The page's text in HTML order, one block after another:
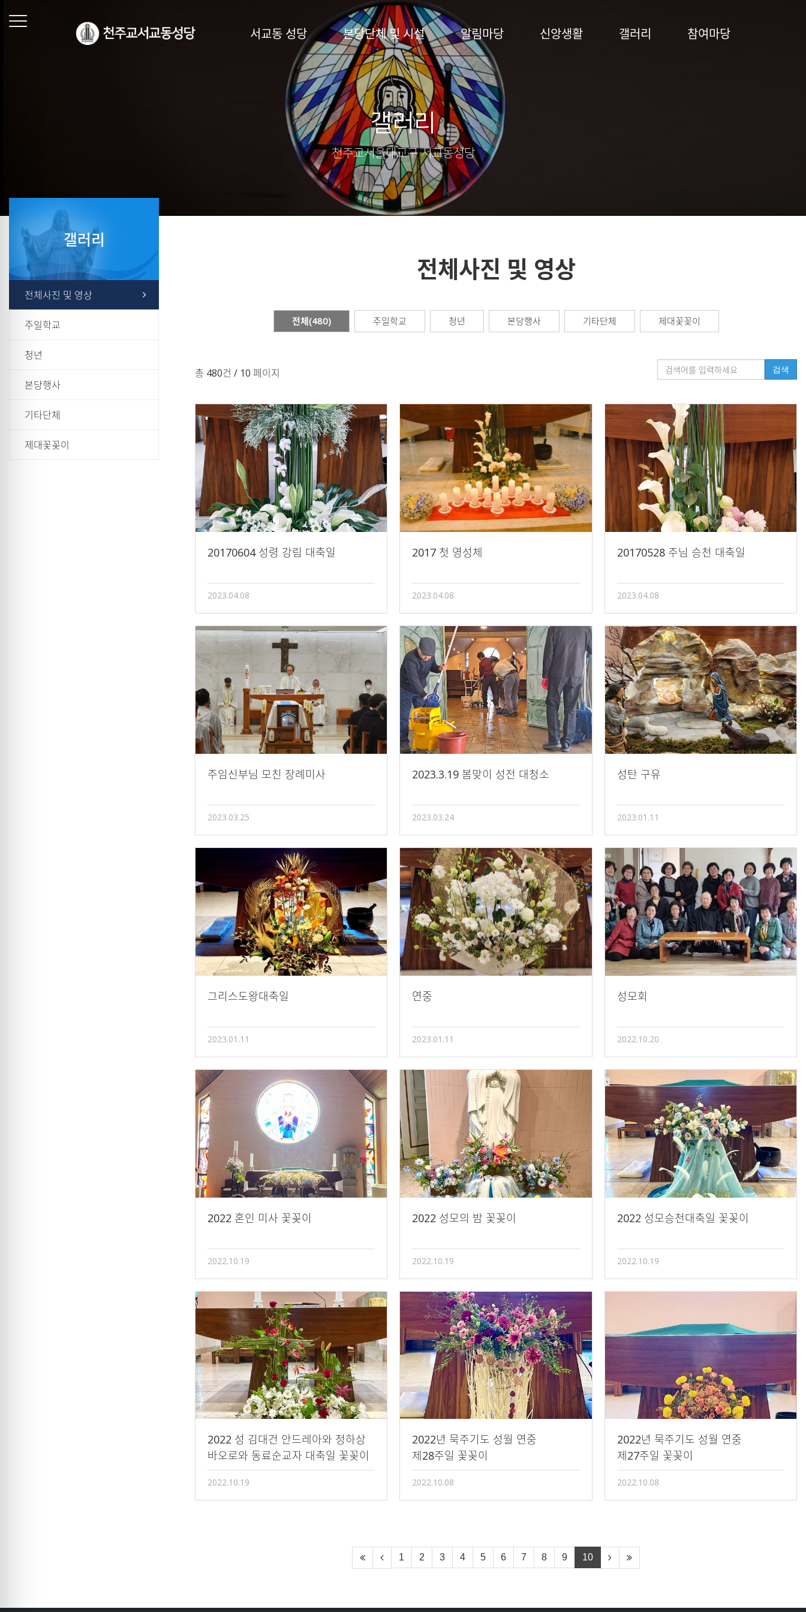
서교동 성당 본당단체 및 시설 알림마당 신앙생활 갤러리 참여마당
갤러리
천주교서울대교구 서교동성당
갤러리
전체사진 및 영상
주일학교
청년
본당행사
기타단체
제대꽃꽂이
전체사진 및 영상
전체(480) 주일학교 청년 본당행사 기타단체 제대꽃꽂이
총 480건 / 10 페이지 검색
20170604 성령 강림 대축일
2023.04.08
2017 첫 영성체
2023.04.08
20170528 주님 승천 대축일
2023.04.08
주임신부님 모친 장례미사
2023.03.25
2023.3.19 봄맞이 성전 대청소
2023.03.24
성탄 구유
2023.01.11
그리스도왕대축일
2023.01.11
연중
2023.01.11
성모회
2022.10.20
2022 혼인 미사 꽃꽂이
2022.10.19
2022 성모의 밤 꽃꽂이
2022.10.19
2022 성모승천대축일 꽃꽂이
2022.10.19
2022 성 김대건 안드레아와 정하상
바오로와 동료순교자 대축일 꽃꽂이
2022.10.19
2022년 묵주기도 성월 연중
제28주일 꽃꽂이
2022.10.08
2022년 묵주기도 성월 연중
제27주일 꽃꽂이
2022.10.08
1 2 3 4 5 6 7 8 9 10